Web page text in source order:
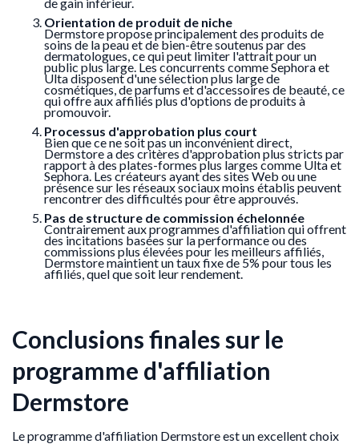
Orientation de produit de niche
Dermstore propose principalement des produits de
soins de la peau et de bien-être soutenus par des
dermatologues, ce qui peut limiter l'attrait pour un
public plus large. Les concurrents comme Sephora et
Ulta disposent d'une sélection plus large de
cosmétiques, de parfums et d'accessoires de beauté, ce
qui offre aux affiliés plus d'options de produits à
promouvoir.
Processus d'approbation plus court
Bien que ce ne soit pas un inconvénient direct,
Dermstore a des critères d'approbation plus stricts par
rapport à des plates-formes plus larges comme Ulta et
Sephora. Les créateurs ayant des sites Web ou une
présence sur les réseaux sociaux moins établis peuvent
rencontrer des difficultés pour être approuvés.
Pas de structure de commission échelonnée
Contrairement aux programmes d'affiliation qui offrent
des incitations basées sur la performance ou des
commissions plus élevées pour les meilleurs affiliés,
Dermstore maintient un taux fixe de 5% pour tous les
affiliés, quel que soit leur rendement.
Conclusions finales sur le
programme d'affiliation
Dermstore
Le programme d'affiliation Dermstore est un excellent choix